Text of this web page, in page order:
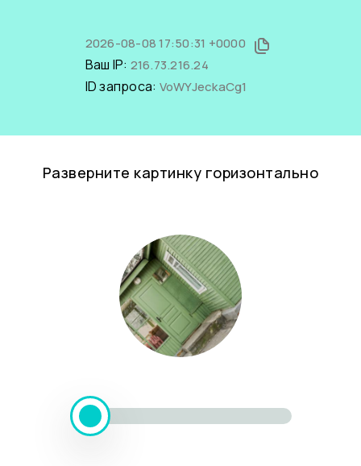
2026-08-08 17:50:31 +0000
Ваш IP: 216.73.216.24
ID запроса: VoWYJeckaCg1
Разверните картинку горизонтально